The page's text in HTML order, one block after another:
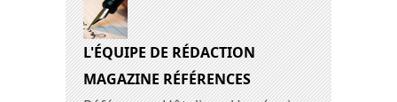
L'ÉQUIPE DE RÉDACTION
MAGAZINE RÉFÉRENCES